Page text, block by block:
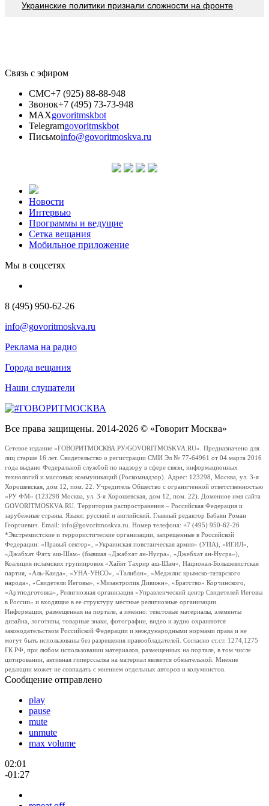
Украинские политики признали сложности на фронте
Связь с эфиром
СМС+7 (925) 88-88-948
Звонок+7 (495) 73-73-948
MAXgovoritmskbot
Telegramgovoritmskbot
Письмоinfo@govoritmoskva.ru
Новости
Интервью
Программы и ведущие
Сетка вещания
Мобильное приложение
Мы в соцсетях
8 (495) 950-62-26
info@govoritmoskva.ru
Реклама на радио
Города вещания
Наши слушатели
Все права защищены. 2014-2026 © «Говорит Москва»
Сетевое издание «ГОВОРИТМОСКВА.РУ/GOVORITMOSKVA.RU». Предназначено для
лиц старше 16 лет. Свидетельство о регистрации СМИ Эл № 77-64961 от 04 марта 2016
года выдано Федеральной службой по надзору в сфере связи, информационных
технологий и массовых коммуникаций (Роскомнадзор). Адрес: 123298, Москва, ул. 3-я
Хорошевская, дом 12, пом. 22. Учредитель Общество с ограниченной ответственностью
«РУ ФМ» (123298 Москва, ул. 3-я Хорошевская, дом 12, пом. 22). Доменное имя сайта
GOVORITMOSKVA.RU. Территория распространения – Российская Федерация и
зарубежные страны. Языки: русский и английский. Главный редактор Бабаян Роман
Георгиевич. Email: info@govoritmoskva.ru. Номер телефона: +7 (495) 950-62-26
*Экстремистские и террористические организации, запрещенные в Российской
Федерации: «Правый сектор», «Украинская повстанческая армия» (УПА), «ИГИЛ»,
«Джабхат Фатх аш-Шам» (бывшая «Джабхат ан-Нусра», «Джебхат ан-Нусра»),
Коалиция исламских группировок «Хайят Тахрир аш-Шам», Национал-Большевистская
партия, «Аль-Каида», «УНА-УНСО», «Талибан», «Меджлис крымско-татарского
народа», «Свидетели Иеговы», «Мизантропик Дивижн», «Братство» Корчинского,
«Артподготовка», Религиозная организация «Управленческий центр Свидетелей Иеговы
в России» и входящие в ее структуру местные религиозные организации.
Информация, размещенная на портале, а именно: текстовые материалы, элементы
дизайна, логотипы, товарные знаки, фотографии, видео и аудио охраняются
законодательством Российской Федерации и международными нормами права и не
могут быть использованы без разрешения правообладателей. Согласно ст.ст. 1274,1275
ГК РФ, при любом использовании материалов, размещенных на портале, в том числе
цитировании, активная гиперссылка на материал является обязательной. Мнение
редакции может не совпадать с мнением отдельных авторов и колумнистов.
Сообщение отправлено
play
pause
mute
unmute
max volume
02:01
-01:27